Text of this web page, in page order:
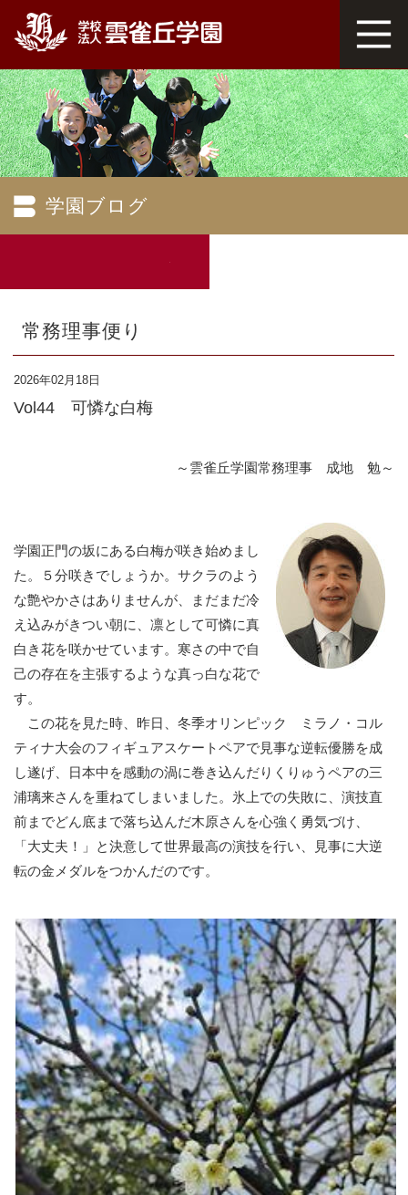
学園ブログ
常務理事便り
2026年02月18日
Vol44 可憐な白梅
～雲雀丘学園常務理事 成地 勉～
学園正門の坂にある白梅が咲き始めまし
た。５分咲きでしょうか。サクラのよう
な艶やかさはありませんが、まだまだ冷
え込みがきつい朝に、凛として可憐に真
白き花を咲かせています。寒さの中で自
己の存在を主張するような真っ白な花で
す。
この花を見た時、昨日、冬季オリンピック ミラノ・コル
ティナ大会のフィギュアスケートペアで見事な逆転優勝を成
し遂げ、日本中を感動の渦に巻き込んだりくりゅうペアの三
浦璃来さんを重ねてしまいました。氷上での失敗に、演技直
前までどん底まで落ち込んだ木原さんを心強く勇気づけ、
「大丈夫！」と決意して世界最高の演技を行い、見事に大逆
転の金メダルをつかんだのです。